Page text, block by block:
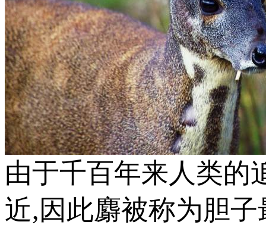
由于千百年来人类的
近,因此麝被称为胆